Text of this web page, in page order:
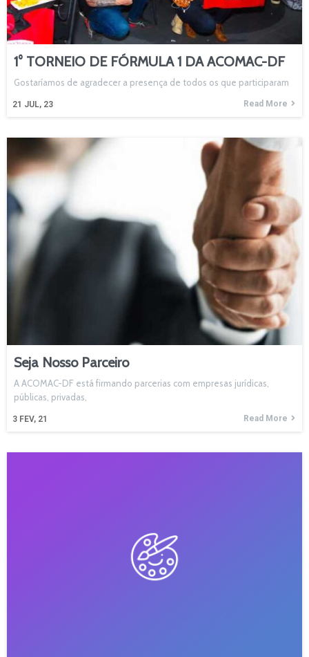
1° TORNEIO DE FÓRMULA 1 DA ACOMAC-DF
21 JUL, 23
Gostaríamos de agradecer a presença de todos os que participaram
Read More
Seja Nosso Parceiro
3 FEV, 21
A ACOMAC-DF está firmando parcerias com empresas jurídicas,
públicas, privadas,
Read More